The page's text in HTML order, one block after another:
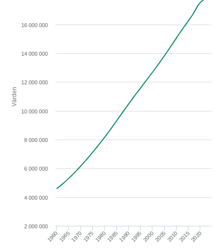
Värden
1960 1980 2000 2020
196519701975 198519901995 200520102015
2 000 000
4 000 000
6 000 000
8 000 000
10 000 000
12 000 000
14 000 000
16 000 000